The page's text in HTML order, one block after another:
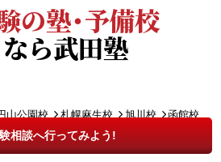
相談へ行ってみよう!
の塾・予備校
ら武田塾
山公園校 札幌麻生校 旭川校
函館校
校